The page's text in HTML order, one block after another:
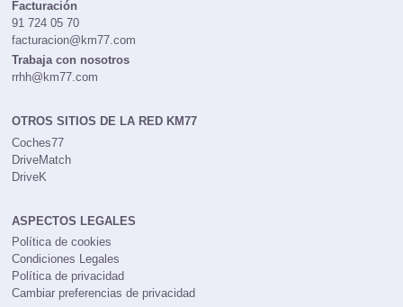
Facturación
91 724 05 70
facturacion@km77.com
Trabaja con nosotros
rrhh@km77.com
OTROS SITIOS DE LA RED KM77
Coches77
DriveMatch
DriveK
ASPECTOS LEGALES
Política de cookies
Condiciones Legales
Política de privacidad
Cambiar preferencias de privacidad